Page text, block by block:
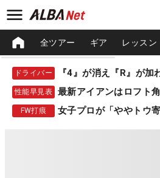
全ツアー ギア レッスン
ドライバー
性能早見表 最新アイアンはロフト
FW打痕 女子プロが「ややトウ